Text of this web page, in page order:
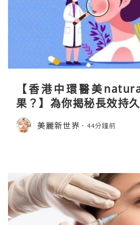
【香港中環醫美
果？】為你揭秘長效持
美麗新世界 44分鐘前